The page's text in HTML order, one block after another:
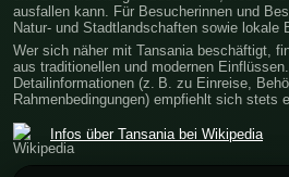
ausfallen kann. Für Besucherinnen und
Natur- und Stadtlandschaften sowie lokale
Wer sich näher mit Tansania beschäftigt,
aus traditionellen und modernen
Detailinformationen (z. B. zu Einreise,
Rahmenbedingungen) empfiehlt sich stets
Infos über Tansania bei Wikipedia